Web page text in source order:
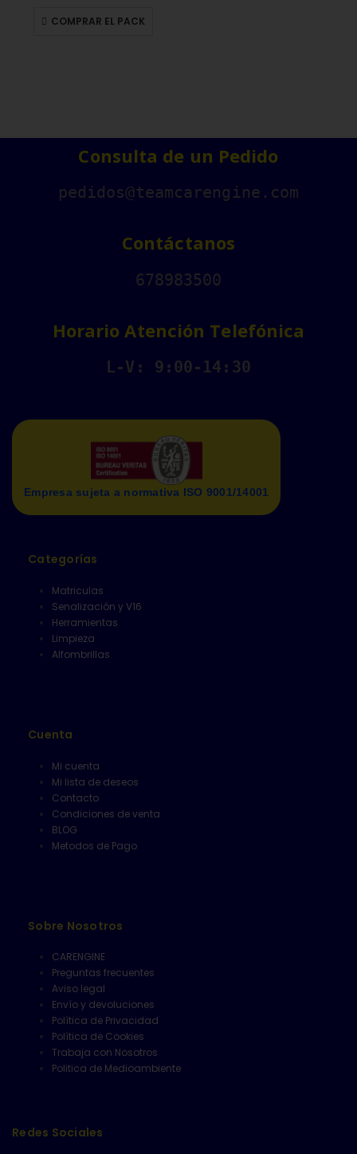
COMPRAR EL PACK
Consulta de un Pedido
pedidos@teamcarengine.com
Contáctanos
678983500
Horario Atención Telefónica
L-V: 9:00-14:30
Empresa sujeta a normativa ISO 9001/14001
Categorías
Matriculas
Senalización y V16
Herramientas
Limpieza
Alfombrillas
Cuenta
Mi cuenta
Mi lista de deseos
Contacto
Condiciones de venta
BLOG
Metodos de Pago
Sobre Nosotros
CARENGINE
Preguntas frecuentes
Aviso legal
Envío y devoluciones
Política de Privacidad
Política de Cookies
Trabaja con Nosotros
Politica de Medioambiente
Redes Sociales